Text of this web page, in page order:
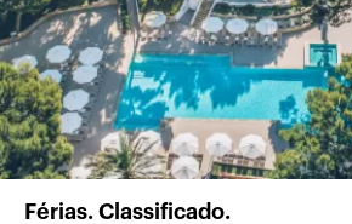
Férias. Classificado.